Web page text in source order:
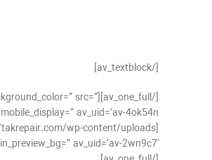
[/av_textblock]
src=”
av_uid=’av-4ok54n’]
av_uid=’av-2wn9c7′][/av_image]